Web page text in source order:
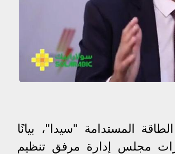
المستدامة "سيدا"، بيانًا
مجلس إدارة مرفق تنظيم